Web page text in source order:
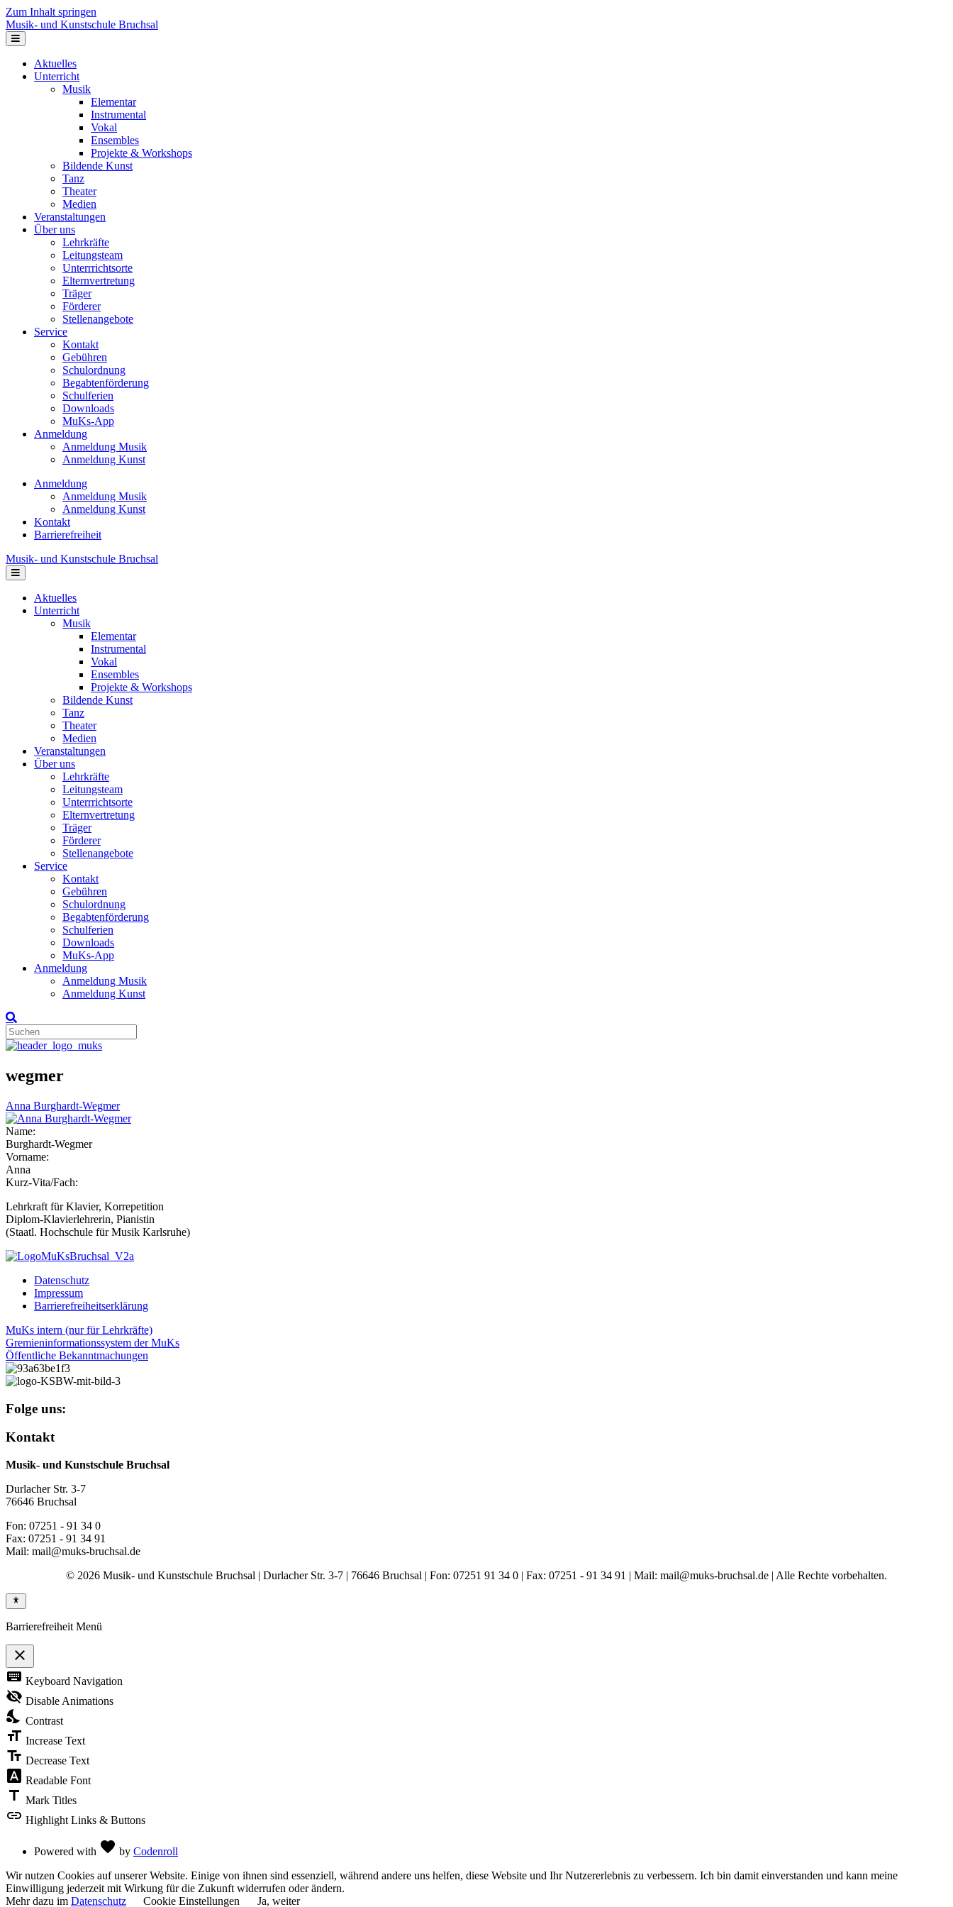
Zum Inhalt springen
Musik- und Kunstschule Bruchsal
Navigation
Aktuelles
Unterricht
Musik
Elementar
Instrumental
Vokal
Ensembles
Projekte & Workshops
Bildende Kunst
Tanz
Theater
Medien
Veranstaltungen
Über uns
Lehrkräfte
Leitungsteam
Unterrrichtsorte
Elternvertretung
Träger
Förderer
Stellenangebote
Service
Kontakt
Gebühren
Schulordnung
Begabtenförderung
Schulferien
Downloads
MuKs-App
Anmeldung
Anmeldung Musik
Anmeldung Kunst
Anmeldung
Anmeldung Musik
Anmeldung Kunst
Kontakt
Barrierefreiheit
Musik- und Kunstschule Bruchsal
Navigation
Aktuelles
Unterricht
Musik
Elementar
Instrumental
Vokal
Ensembles
Projekte & Workshops
Bildende Kunst
Tanz
Theater
Medien
Veranstaltungen
Über uns
Lehrkräfte
Leitungsteam
Unterrrichtsorte
Elternvertretung
Träger
Förderer
Stellenangebote
Service
Kontakt
Gebühren
Schulordnung
Begabtenförderung
Schulferien
Downloads
MuKs-App
Anmeldung
Anmeldung Musik
Anmeldung Kunst
wegmer
Anna Burghardt-Wegmer
Name:
Burghardt-Wegmer
Vorname:
Anna
Kurz-Vita/Fach:
Lehrkraft für Klavier, Korrepetition
Diplom-Klavierlehrerin, Pianistin
(Staatl. Hochschule für Musik Karlsruhe)
Datenschutz
Impressum
Barrierefreiheitserklärung
MuKs intern (nur für Lehrkräfte)
Gremieninformationssystem der MuKs
Öffentliche Bekanntmachungen
Folge uns:
Kontakt
Musik- und Kunstschule Bruchsal
Durlacher Str. 3-7
76646 Bruchsal
Fon: 07251 - 91 34 0
Fax: 07251 - 91 34 91
Mail: mail@muks-bruchsal.de
© 2026 Musik- und Kunstschule Bruchsal | Durlacher Str. 3-7 | 76646 Bruchsal | Fon: 07251 91 34 0 | Fax: 07251 - 91 34 91 | Mail: mail@muks-bruchsal.de | Alle Rechte vorbehalten.
Barrierefreiheit Menü
close
Toggle
the
visibility
of
Accessibility
Toolbar
keyboard Keyboard Navigation
visibility_off Disable Animations
nights_stay Contrast
format_size Increase Text
text_fields Decrease Text
font_download Readable Font
title Mark Titles
link Highlight Links & Buttons
Powered with favorite by Codenroll
Wir nutzen Cookies auf unserer Website. Einige von ihnen sind essenziell, während andere uns helfen, diese Website und Ihr Nutzererlebnis zu verbessern. Ich bin damit einverstanden und kann meine
Einwilligung jederzeit mit Wirkung für die Zukunft widerrufen oder ändern.
Mehr dazu im Datenschutz Cookie Einstellungen Ja, weiter